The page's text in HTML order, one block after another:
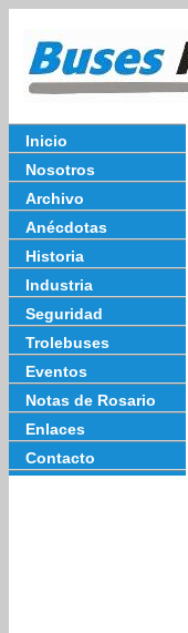
Inicio
Nosotros
Archivo
Anécdotas
Historia
Industria
Seguridad
Trolebuses
Eventos
Notas de Rosario
Enlaces
Contacto